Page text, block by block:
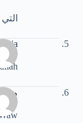
مرية
Waw